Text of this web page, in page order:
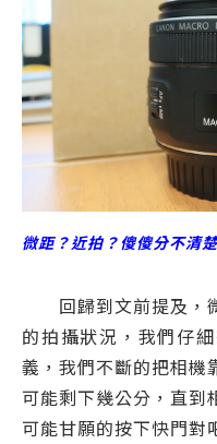
微距？近拍？傻傻分不清楚
回歸到文前提及，
的拍攝狀況，我們仔
義，我們不斷的把相機
可能剩下幾公分，直到
可能甘願的按下快門對